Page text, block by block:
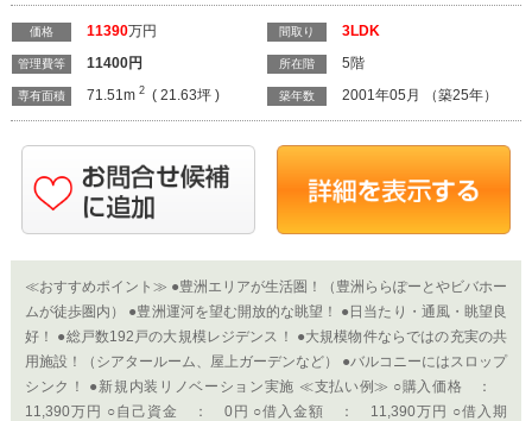
価格 11390万円
管理費等 11400円
専有面積 71.51m2 ( 21.63坪 )
間取り 3LDK
所在階 5階
築年数 2001年05月 （築25年）
≪おすすめポイント≫ ●豊洲エリアが生活圏！（豊洲ららぽーとやビバホー
ムが徒歩圏内） ●豊洲運河を望む開放的な眺望！ ●日当たり・通風・眺望良
好！ ●総戸数192戸の大規模レジデンス！ ●大規模物件ならではの充実の共
用施設！（シアタールーム、屋上ガーデンなど） ●バルコニーにはスロップ
シンク！ ●新規内装リノベーション実施 ≪支払い例≫ ○購入価格 ：
11,390万円 ○自己資金 ： 0円 ○借入金額 ： 11,390万円 ○借入期